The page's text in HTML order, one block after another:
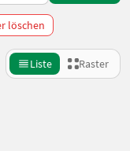
löschen
Liste Raster